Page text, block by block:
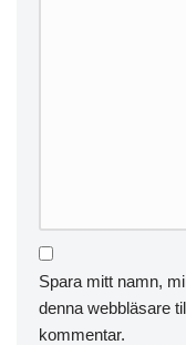
Spara mitt namn,
denna webbläsare
kommentar.